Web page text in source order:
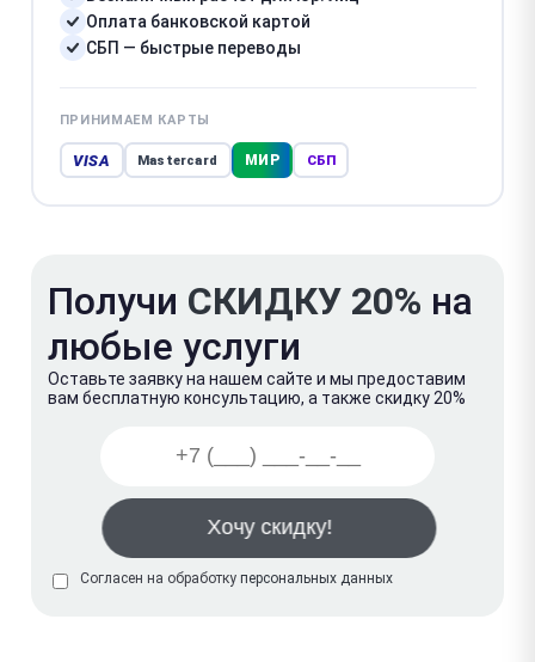
Оплата банковской картой
СБП — быстрые переводы
ПРИНИМАЕМ КАРТЫ
VISA Mastercard МИР СБП
Получи СКИДКУ 20% на
любые услуги
Оставьте заявку на нашем сайте и мы предоставим
вам бесплатную консультацию, а также скидку 20%
Согласен на обработку персональных данных